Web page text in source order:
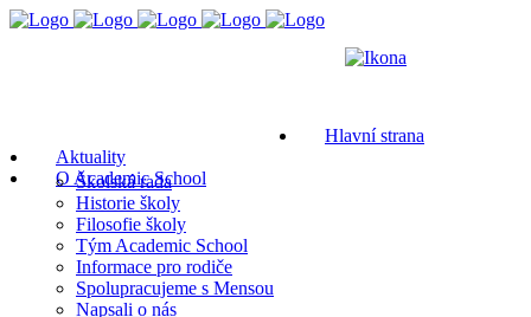
Hlavní strana
Aktuality
O Academic School
Školská rada
Historie školy
Filosofie školy
Tým Academic School
Informace pro rodiče
Spolupracujeme s Mensou
Napsali o nás